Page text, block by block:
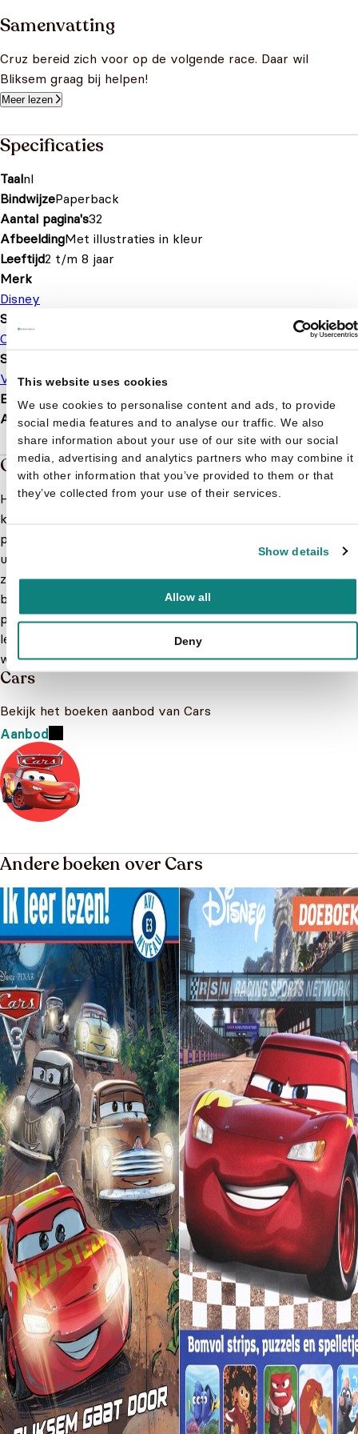
This website uses cookies
We use cookies to personalise content and ads, to provide
social media features and to analyse our traffic. We also
share information about your use of our site with our social
media, advertising and analytics partners who may combine it
with other information that you’ve provided to them or that
they’ve collected from your use of their services.
Show details
Allow all
Deny
Samenvatting
Cruz bereid zich voor op de volgende race. Daar wil
Bliksem graag bij helpen!
Meer lezen
Specificaties
Taalnl
BindwijzePaperback
Aantal pagina's32
AfbeeldingMet illustraties in kleur
Leeftijd2 t/m 8 jaar
Merk
Disney
Serie of karakter
Cars
Soort boek
Voorleesboek
EAN9789052956329
Afmetingen220 × 160 × 5 mm
Over de boeken van Cars
Hier vind je een selectie van de leukste en avontuurlijkste
kinderboeken over de bekende auto-personages uit de
populaire Cars-films. De boekjes worden speciaal
uitgekozen voor kinderen van verschillende leeftijden en
zijn perfect voor het stimuleren van de verbeelding en het
bevorderen van de leesvaardigheid. Van kleurrijke
prentenboeken voor de allerkleinsten tot spannende Cars
leesboeken voor de wat oudere kinderen - er is voor ieder
wat wils!Meer lezen
Cars
Bekijk het boeken aanbod van Cars
Aanbod
Andere boeken over Cars